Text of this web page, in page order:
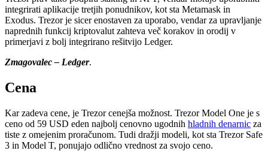
integrirati aplikacije tretjih ponudnikov, kot sta Metamask in
Exodus. Trezor je sicer enostaven za uporabo, vendar za upravljanje
naprednih funkcij kriptovalut zahteva več korakov in orodij v
primerjavi z bolj integrirano rešitvijo Ledger.
Zmagovalec – Ledger.
Cena
Kar zadeva cene, je Trezor cenejša možnost. Trezor Model One je s
ceno od 59 USD eden najbolj cenovno ugodnih hladnih denarnic za
tiste z omejenim proračunom. Tudi dražji modeli, kot sta Trezor Safe
3 in Model T, ponujajo odlično vrednost za svojo ceno.